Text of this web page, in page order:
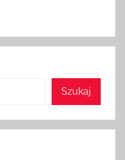
Szukaj